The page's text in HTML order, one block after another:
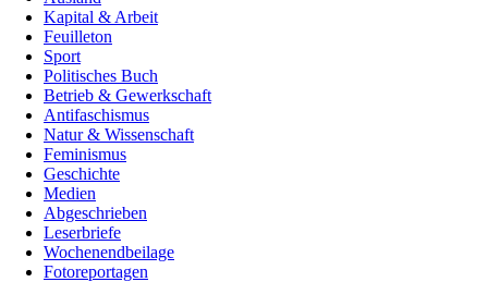
Kapital & Arbeit
Feuilleton
Sport
Politisches Buch
Betrieb & Gewerkschaft
Antifaschismus
Natur & Wissenschaft
Feminismus
Geschichte
Medien
Abgeschrieben
Leserbriefe
Wochenendbeilage
Fotoreportagen